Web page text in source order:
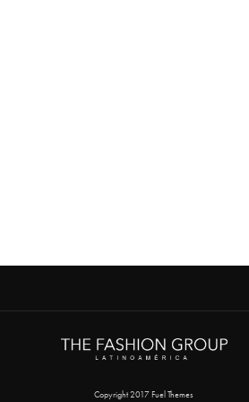
Copyright 2017 Fuel Themes